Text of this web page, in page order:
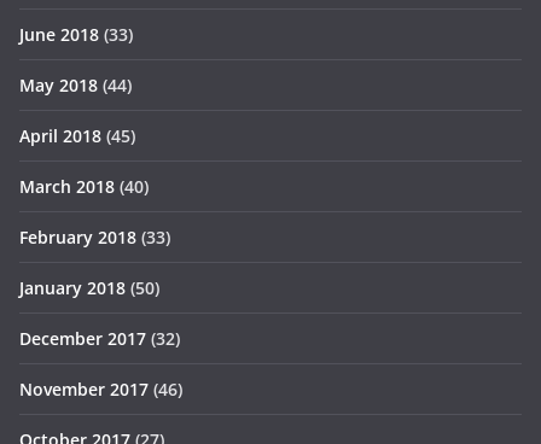
June 2018 (33)
May 2018 (44)
April 2018 (45)
March 2018 (40)
February 2018 (33)
January 2018 (50)
December 2017 (32)
November 2017 (46)